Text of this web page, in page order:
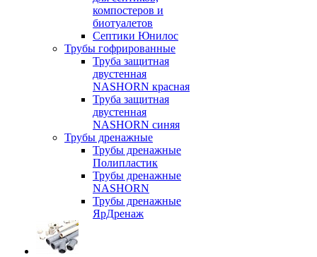
компостеров и
биотуалетов
Септики Юнилос
Трубы гофрированные
Труба защитная
двустенная
NASHORN красная
Труба защитная
двустенная
NASHORN синяя
Трубы дренажные
Трубы дренажные
Полипластик
Трубы дренажные
NASHORN
Трубы дренажные
ЯрДренаж